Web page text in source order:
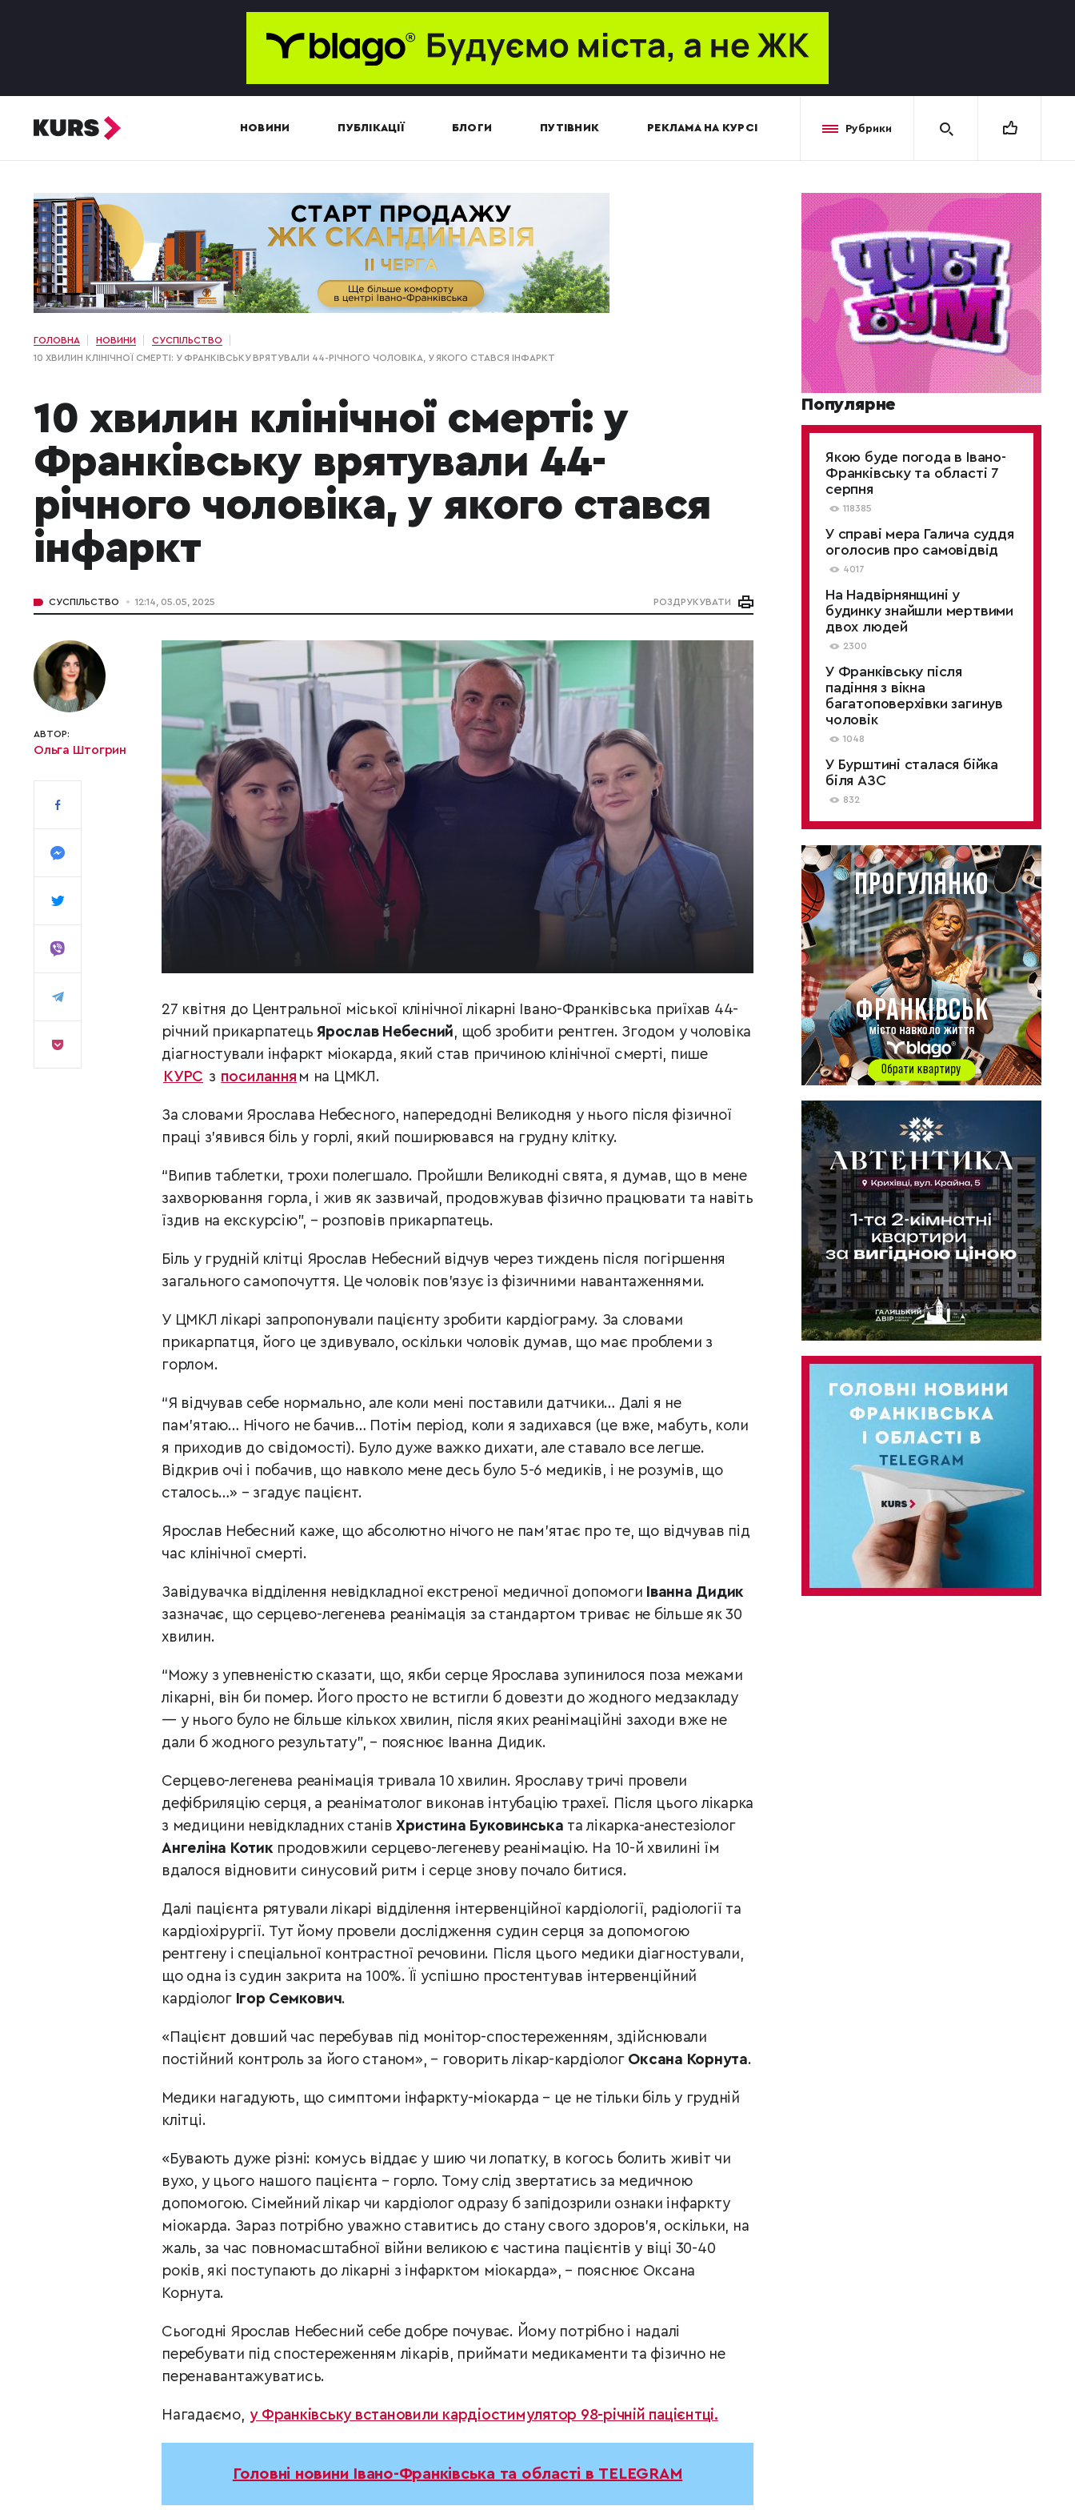
НОВИНИ ПУБЛІКАЦІЇ БЛОГИ ПУТІВНИК РЕКЛАМА НА КУРСІ Рубрики
ГОЛОВНА НОВИНИ
СУСПІЛЬСТВО
10 ХВИЛИН КЛІНІЧНОЇ СМЕРТІ: У ФРАНКІВСЬКУ ВРЯТУВАЛИ 44-РІЧНОГО ЧОЛОВІКА, У ЯКОГО СТАВСЯ ІНФАРКТ
10 хвилин клінічної смерті: у
Франківську врятували 44-
річного чоловіка, у якого стався
інфаркт
СУСПІЛЬСТВО 12:14, 05.05, 2025 РОЗДРУКУВАТИ
АВТОР:
Ольга Штогрин
27 квітня до Центральної міської клінічної лікарні Івано-Франківська приїхав 44-
річний прикарпатець Ярослав Небесний, щоб зробити рентген. Згодом у чоловіка
діагностували інфаркт міокарда, який став причиною клінічної смерті, пише
КУРС з посилання м на ЦМКЛ.
За словами Ярослава Небесного, напередодні Великодня у нього після фізичної
праці з’явився біль у горлі, який поширювався на грудну клітку.
“Випив таблетки, трохи полегшало. Пройшли Великодні свята, я думав, що в мене
захворювання горла, і жив як зазвичай, продовжував фізично працювати та навіть
їздив на екскурсію”, – розповів прикарпатець.
Біль у грудній клітці Ярослав Небесний відчув через тиждень після погіршення
загального самопочуття. Це чоловік пов’язує із фізичними навантаженнями.
У ЦМКЛ лікарі запропонували пацієнту зробити кардіограму. За словами
прикарпатця, його це здивувало, оскільки чоловік думав, що має проблеми з
горлом.
“Я відчував себе нормально, але коли мені поставили датчики… Далі я не
пам’ятаю… Нічого не бачив… Потім період, коли я задихався (це вже, мабуть, коли
я приходив до свідомості). Було дуже важко дихати, але ставало все легше.
Відкрив очі і побачив, що навколо мене десь було 5-6 медиків, і не розумів, що
сталось…» – згадує пацієнт.
Ярослав Небесний каже, що абсолютно нічого не пам’ятає про те, що відчував під
час клінічної смерті.
Завідувачка відділення невідкладної екстреної медичної допомоги Іванна Дидик
зазначає, що серцево-легенева реанімація за стандартом триває не більше як 30
хвилин.
“Можу з упевненістю сказати, що, якби серце Ярослава зупинилося поза межами
лікарні, він би помер. Його просто не встигли б довезти до жодного медзакладу
— у нього було не більше кількох хвилин, після яких реанімаційні заходи вже не
дали б жодного результату”, – пояснює Іванна Дидик.
Серцево-легенева реанімація тривала 10 хвилин. Ярославу тричі провели
дефібриляцію серця, а реаніматолог виконав інтубацію трахеї. Після цього лікарка
з медицини невідкладних станівХристина Буковинська та лікарка-анестезіолог
Ангеліна Котикпродовжили серцево-легеневу реанімацію. На 10-й хвилині їм
вдалося відновити синусовий ритм і серце знову почало битися.
Далі пацієнта рятували лікарі відділення інтервенційної кардіології, радіології та
кардіохірургії. Тут йому провели дослідження судин серця за допомогою
рентгену і спеціальної контрастної речовини. Після цього медики діагностували,
що одна із судин закрита на 100%. Її успішно простентував інтервенційний
кардіолог Ігор Семкович.
«Пацієнт довший час перебував під монітор-спостереженням, здійснювали
постійний контроль за його станом», – говорить лікар-кардіолог Оксана Корнута.
Медики нагадують, що симптоми інфаркту-міокарда – це не тільки біль у грудній
клітці.
«Бувають дуже різні: комусь віддає у шию чи лопатку, в когось болить живіт чи
вухо, у цього нашого пацієнта – горло. Тому слід звертатись за медичною
допомогою. Сімейний лікар чи кардіолог одразу б запідозрили ознаки інфаркту
міокарда. Зараз потрібно уважно ставитись до стану свого здоров’я, оскільки, на
жаль, за час повномасштабної війни великою є частина пацієнтів у віці 30-40
років, які поступають до лікарні з інфарктом міокарда», – пояснює Оксана
Корнута.
Сьогодні Ярослав Небесний себе добре почуває. Йому потрібно і надалі
перебувати під спостереженням лікарів, приймати медикаменти та фізично не
перенавантажуватись.
Нагадаємо, у Франківську встановили кардіостимулятор 98-річній пацієнтці.
Головні новини Івано-Франківська та області в TELEGRAM
Популярне
Якою буде погода в Івано-
Франківську та області 7
серпня
118385
У справі мера Галича суддя
оголосив про самовідвід
4017
На Надвірнянщині у
будинку знайшли мертвими
двох людей
2300
У Франківську після
падіння з вікна
багатоповерхівки загинув
чоловік
1048
У Бурштині сталася бійка
біля АЗС
832